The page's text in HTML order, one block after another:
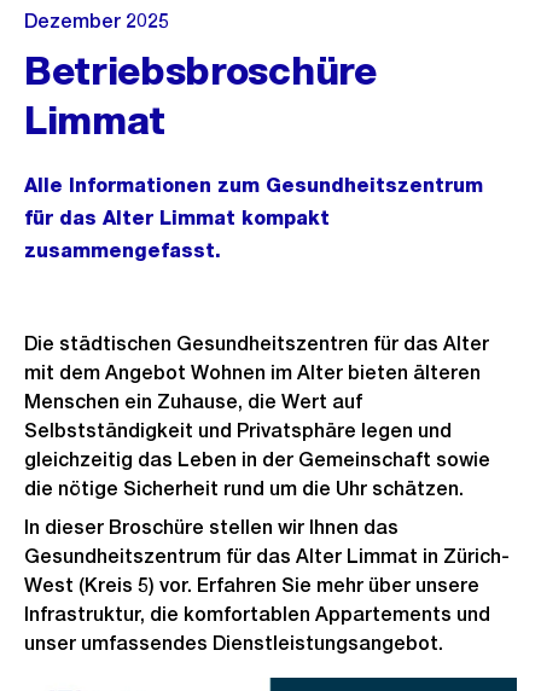
Dezember 2025
Betriebsbroschüre
Limmat
Alle Informationen zum Gesundheitszentrum
für das Alter Limmat kompakt
zusammengefasst.
Die städtischen Gesundheitszentren für das Alter
mit dem Angebot Wohnen im Alter bieten älteren
Menschen ein Zuhause, die Wert auf
Selbstständigkeit und Privatsphäre legen und
gleichzeitig das Leben in der Gemeinschaft sowie
die nötige Sicherheit rund um die Uhr schätzen.
In dieser Broschüre stellen wir Ihnen das
Gesundheitszentrum für das Alter Limmat in Zürich-
West (Kreis 5) vor. Erfahren Sie mehr über unsere
Infrastruktur, die komfortablen Appartements und
unser umfassendes Dienstleistungsangebot.